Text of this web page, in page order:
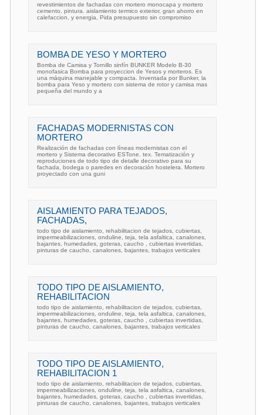
revestimientos de fachadas con mortero monocapa y mortero
cemento, pintura. aislamiento termico exterior, gran ahorro en
calefaccion, y energia, Pida presupuesto sin compromiso
BOMBA DE YESO Y MORTERO
Bomba de Camisa y Tornillo sinfín BUNKER Modelo B-30
monofasica Bomba para proyeccion de Yesos y morteros. Es
una máquina manejable y compacta. Inventada por Bunker, la
bomba para Yeso y mortero con sistema de rotor y camisa mas
pequeña del mundo y a
FACHADAS MODERNISTAS CON
MORTERO
Realización de fachadas con líneas modernistas con el
mortero y Sistema decorativo ESTone. tex. Tematización y
reproduciones de todo tipo de detalle decorativo para su
fachada, bodega o paredes en decoración hostelera. Mortero
proyectado con una guni
AISLAMIENTO PARA TEJADOS,
FACHADAS,
todo tipo de aislamiento, rehabilitacion de tejados, cubiertas,
impermeabilizaciones, onduline, teja, tela asfaltica, canalones,
bajantes, humedades, goteras, caucho , cubiertas invertidas,
pinturas de caucho, canalones, bajantes, trabajos verticales
TODO TIPO DE AISLAMIENTO,
REHABILITACION
todo tipo de aislamiento, rehabilitacion de tejados, cubiertas,
impermeabilizaciones, onduline, teja, tela asfaltica, canalones,
bajantes, humedades, goteras, caucho , cubiertas invertidas,
pinturas de caucho, canalones, bajantes, trabajos verticales
TODO TIPO DE AISLAMIENTO,
REHABILITACION 1
todo tipo de aislamiento, rehabilitacion de tejados, cubiertas,
impermeabilizaciones, onduline, teja, tela asfaltica, canalones,
bajantes, humedades, goteras, caucho , cubiertas invertidas,
pinturas de caucho, canalones, bajantes, trabajos verticales